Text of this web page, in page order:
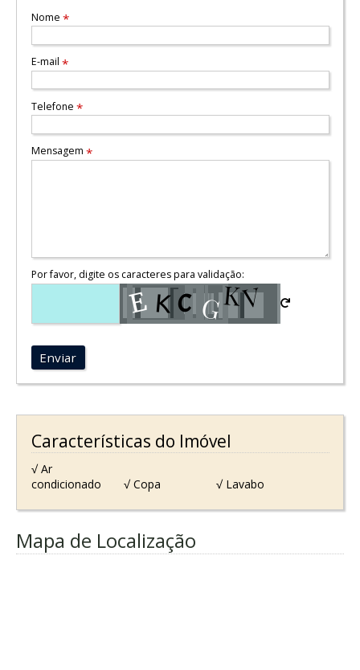
Nome *
E-mail *
Telefone *
Mensagem *
Por favor, digite os caracteres para validação:
Enviar
Características do Imóvel
√ Ar
condicionado
√ Copa √ Lavabo
Mapa de Localização